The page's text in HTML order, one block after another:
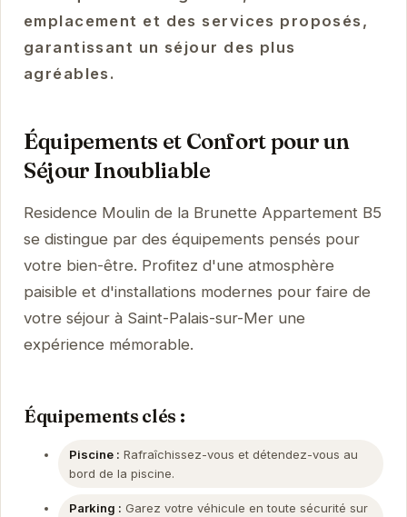
emplacement et des services proposés,
garantissant un séjour des plus
agréables.
Équipements et Confort pour un
Séjour Inoubliable
Residence Moulin de la Brunette Appartement B5
se distingue par des équipements pensés pour
votre bien-être. Profitez d'une atmosphère
paisible et d'installations modernes pour faire de
votre séjour à Saint-Palais-sur-Mer une
expérience mémorable.
Équipements clés :
Piscine : Rafraîchissez-vous et détendez-vous au
bord de la piscine.
Parking : Garez votre véhicule en toute sécurité sur